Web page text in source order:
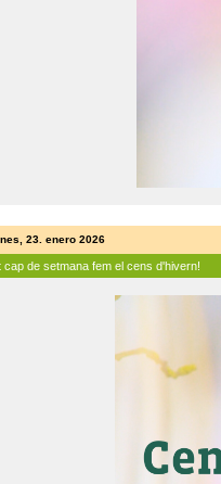
23. enero 2026
cap de setmana fem el cens d'hivern!